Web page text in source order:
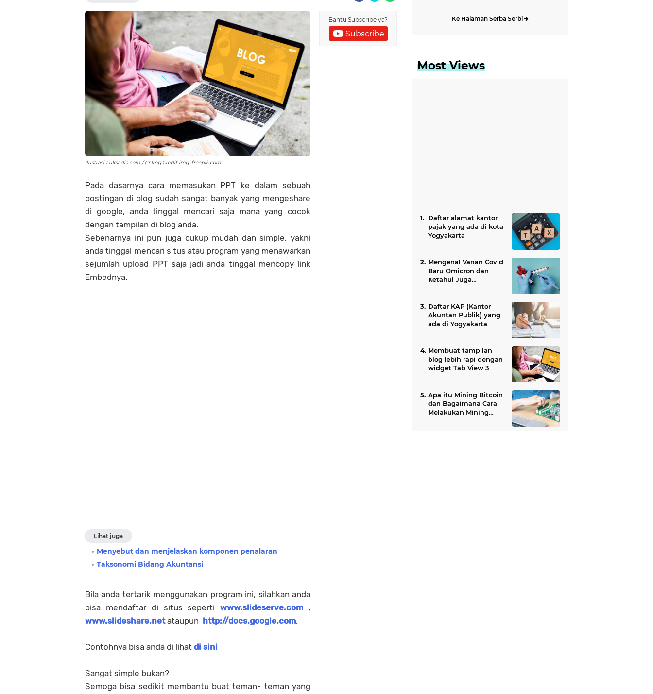
Bantu Subscribe ya?
Subscribe
Credit img: freepik.com
Pada dasarnya cara memasukan PPT ke dalam sebuah
postingan di blog sudah sangat banyak yang mengeshare
di google, anda tinggal mencari saja mana yang cocok
dengan tampilan di blog anda.
Sebenarnya ini pun juga cukup mudah dan simple, yakni
anda tinggal mencari situs atau program yang menawarkan
sejumlah upload PPT saja jadi anda tinggal mencopy link
Embednya.
Lihat juga
Menyebut dan menjelaskan komponen penalaran
Taksonomi Bidang Akuntansi
Bila anda tertarik menggunakan program ini, silahkan anda
bisa mendaftar di situs sepertiwww.slideserve.com ,
www.slideshare.netataupun http://docs.google.com.
Contohnya bisa anda di lihat di sini
Sangat simple bukan?
Semoga bisa sedikit membantu buat teman- teman yang
Ke Halaman Serba Serbi
Most Views
Daftar alamat kantor
pajak yang ada di kota
Yogyakarta
Mengenal Varian Covid
Baru Omicron dan
Ketahui Juga
Daftar KAP (Kantor
Akuntan Publik) yang
ada di Yogyakarta
Membuat tampilan
blog lebih rapi dengan
widget Tab View 3
Apa itu Mining Bitcoin
dan Bagaimana Cara
Melakukan Mining